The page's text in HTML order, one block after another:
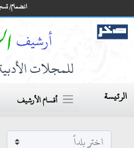
انضمام/
للمجلات
الرئيسة أقسام الأرشيف